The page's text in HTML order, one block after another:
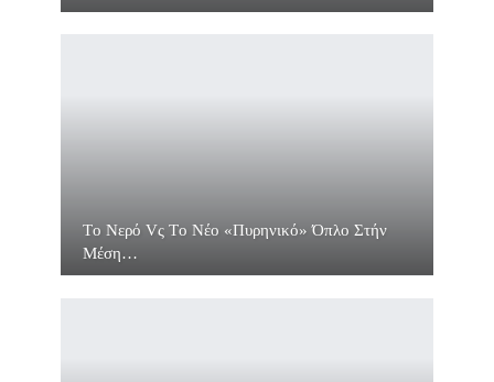
Τo Νερό Vς Τo Νέο «πυρηνικό» Όπλο Στήν
Μέση…